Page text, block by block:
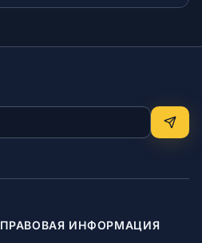
ПРАВОВАЯ ИНФОРМАЦИЯ